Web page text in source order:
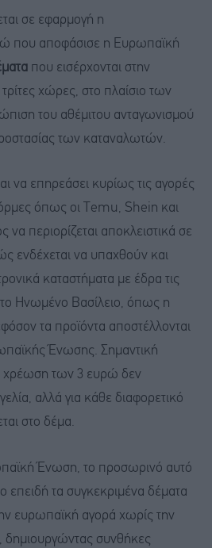
σε εφαρμογή η
που αποφάσισε η Ευρωπαϊκή
που εισέρχονται στην
χώρες, στο πλαίσιο των
του αθέμιτου ανταγωνισμού
των καταναλωτών.
να επηρεάσει κυρίως τις αγορές
όπως οι Temu, Shein και
περιορίζεται αποκλειστικά σε
ενδέχεται να υπαχθούν και
καταστήματα με έδρα τις
Ηνωμένο Βασίλειο, όπως η
τα προϊόντα αποστέλλονται
Ένωσης. Σημαντική
η χρέωση των 3 ευρώ δεν
αλλά για κάθε διαφορετικό
στο δέμα.
Ένωση, το προσωρινό αυτό
επειδή τα συγκεκριμένα δέματα
ευρωπαϊκή αγορά χωρίς την
δημιουργώντας συνθήκες